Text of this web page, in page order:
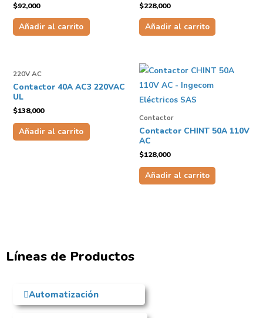
$92,000
Añadir al carrito
$228,000
Añadir al carrito
220V AC
Contactor 40A AC3 220VAC
UL
$138,000
Añadir al carrito
Contactor
Contactor CHINT 50A 110V
AC
$128,000
Añadir al carrito
Líneas de Productos
Automatización